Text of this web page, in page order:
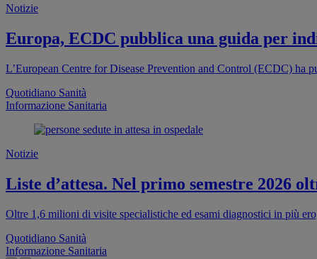
Notizie
Europa, ECDC pubblica una guida per
L’European Centre for Disease Prevention and Control (ECDC)
Quotidiano Sanità
Informazione Sanitaria
Notizie
Liste d’attesa. Nel primo semestre 2026
Oltre 1,6 milioni di visite specialistiche ed esami diagnostici in più
Quotidiano Sanità
Informazione Sanitaria